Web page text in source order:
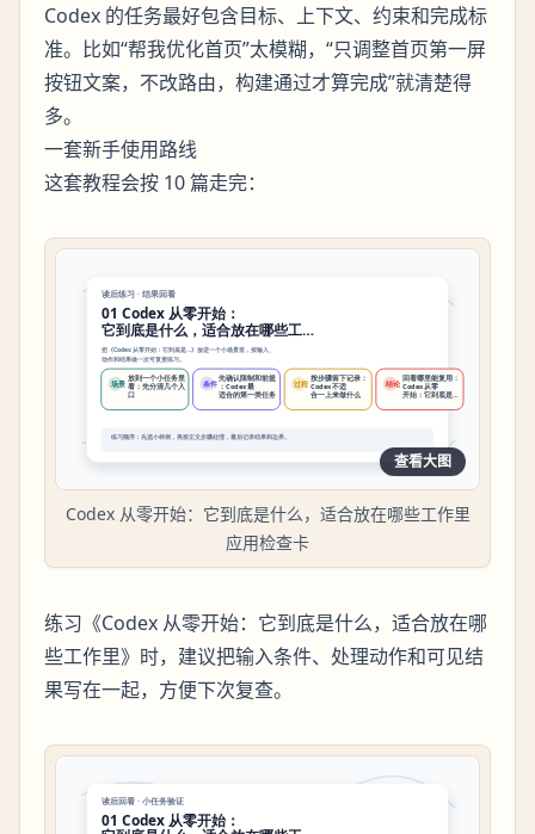
Codex 的任务最好包含目标、上下文、约束和完成标
准。比如“帮我优化首页”太模糊，“只调整首页第一屏
按钮文案，不改路由，构建通过才算完成”就清楚得
多。
一套新手使用路线
这套教程会按 10 篇走完：
查看大图
Codex 从零开始：它到底是什么，适合放在哪些工作里
应用检查卡
练习《Codex 从零开始：它到底是什么，适合放在哪
些工作里》时，建议把输入条件、处理动作和可见结
果写在一起，方便下次复查。